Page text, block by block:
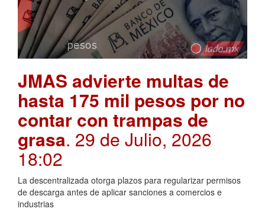
JMAS advierte multas de
hasta 175 mil pesos por no
contar con trampas de
grasa. 29 de Julio, 2026
18:02
La descentralizada otorga plazos para regularizar permisos
de descarga antes de aplicar sanciones a comercios e
industrias